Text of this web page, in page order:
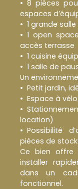
8 pièces
espaces
1 grande
1 open
accès terrasse
1 cuisine
1 salle de
Un
Petit jardin,
Espace à
location)
Possibilité
pièces de
Ce bien offre
installer
dans un
fonctionnel.